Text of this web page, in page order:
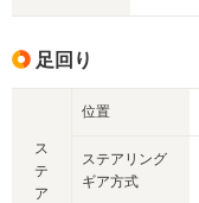
足回り
ス
テ
ア
位置
ステアリング
ギア方式